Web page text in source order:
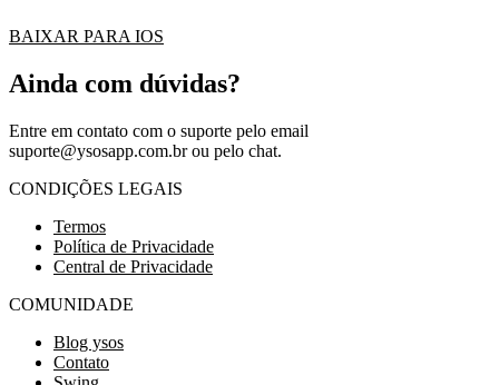
BAIXAR PARA IOS
Ainda com dúvidas?
Entre em contato com o suporte pelo email
suporte@ysosapp.com.brou pelo chat.
CONDIÇÕES LEGAIS
Termos
Política de Privacidade
Central de Privacidade
COMUNIDADE
Blog ysos
Contato